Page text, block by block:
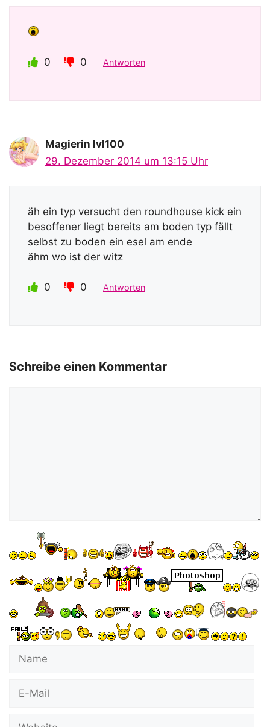
0 0 Antworten
Magierin lvl100
29. Dezember 2014 um 13:15 Uhr
äh ein typ versucht den roundhouse kick ein
besoffener liegt bereits am boden typ fällt
selbst zu boden ein esel am ende
ähm wo ist der witz
0 0 Antworten
Schreibe einen Kommentar
Mail